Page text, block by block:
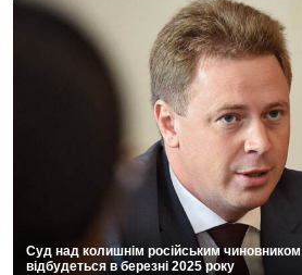
Суд над колишнім російським чиновником
відбудеться в березні 2025 року